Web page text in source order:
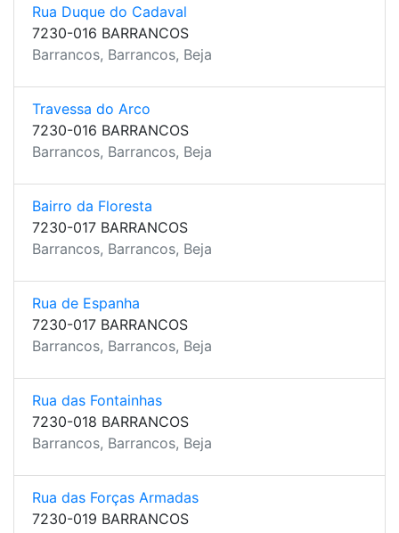
Rua Duque do Cadaval
7230-016 BARRANCOS
Barrancos, Barrancos, Beja
Travessa do Arco
7230-016 BARRANCOS
Barrancos, Barrancos, Beja
Bairro da Floresta
7230-017 BARRANCOS
Barrancos, Barrancos, Beja
Rua de Espanha
7230-017 BARRANCOS
Barrancos, Barrancos, Beja
Rua das Fontainhas
7230-018 BARRANCOS
Barrancos, Barrancos, Beja
Rua das Forças Armadas
7230-019 BARRANCOS